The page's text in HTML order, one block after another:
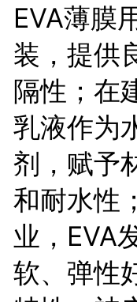
EVA薄膜
装，提供
隔性；在
乳液作为
剂，赋予
和耐水性
业，EVA
软、弹性